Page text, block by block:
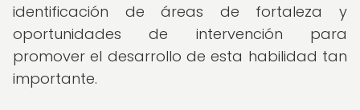
identificación de áreas de fortaleza y
oportunidades de intervención para
promover el desarrollo de esta habilidad tan
importante.